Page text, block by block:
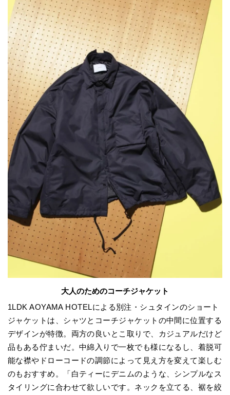
大人のためのコーチジャケット
1LDK AOYAMA HOTELによる別注・シュタインのショート
ジャケットは、シャツとコーチジャケットの中間に位置する
デザインが特徴。両方の良いとこ取りで、カジュアルだけど
品もある佇まいだ。中綿入りで一枚でも様になるし、着脱可
能な襟やドローコードの調節によって見え方を変えて楽しむ
のもおすすめ。「白ティーにデニムのような、シンプルなス
タイリングに合わせて欲しいです。ネックを立てる、裾を絞